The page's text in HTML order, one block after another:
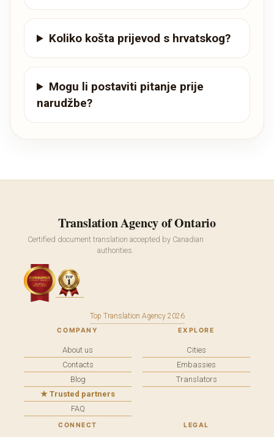
Koliko košta prijevod s hrvatskog?
Mogu li postaviti pitanje prije
narudžbe?
Translation Agency of Ontario
Certified document translation accepted by Canadian
authorities.
Top Translation Agency 2026
COMPANY
About us
Contacts
Blog
★ Trusted partners
FAQ
EXPLORE
Cities
Embassies
Translators
CONNECT LEGAL